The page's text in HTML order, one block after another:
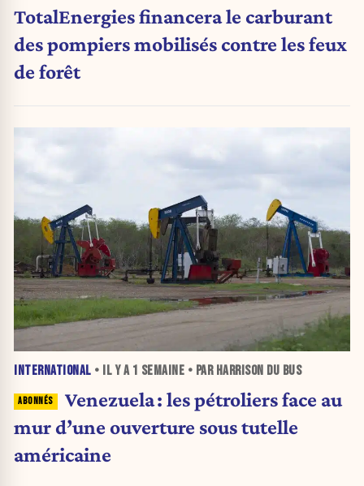
TotalEnergies financera le carburant
des pompiers mobilisés contre les feux
de forêt
INTERNATIONAL • IL Y A 1 SEMAINE • PAR HARRISON DU BUS
Venezuela : les pétroliers face au
mur d’une ouverture sous tutelle
américaine